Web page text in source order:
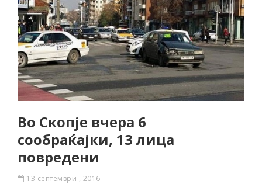
Во Скопје вчера 6
сообраќајки, 13 лица
повредени
13 септември , 2016